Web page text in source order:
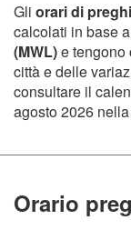
Gli orari di
calcolati in base
(MWL)e tengono
città e delle
consultare il
agosto 2026
Orario